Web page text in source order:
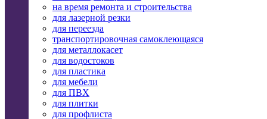
на время ремонта и строительства
для лазерной резки
для переезда
транспортировочная самоклеющаяся
для металлокасет
для водостоков
для пластика
для мебели
для ПВХ
для плитки
для профлиста